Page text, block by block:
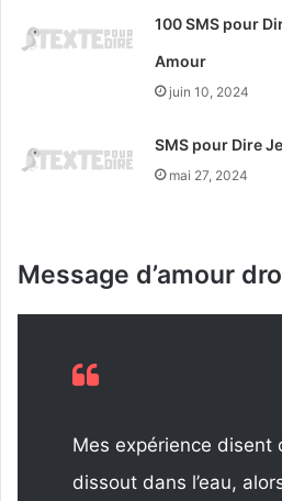
100 SMS pour
Amour
juin 10, 2024
SMS pour Dire
mai 27, 2024
Message d’amour
Mes expérience disent
dissout dans l’eau,